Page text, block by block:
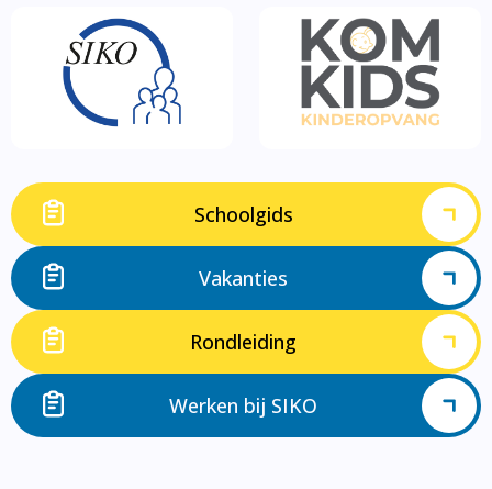
Schoolgids
Vakanties
Rondleiding
Werken bij SIKO